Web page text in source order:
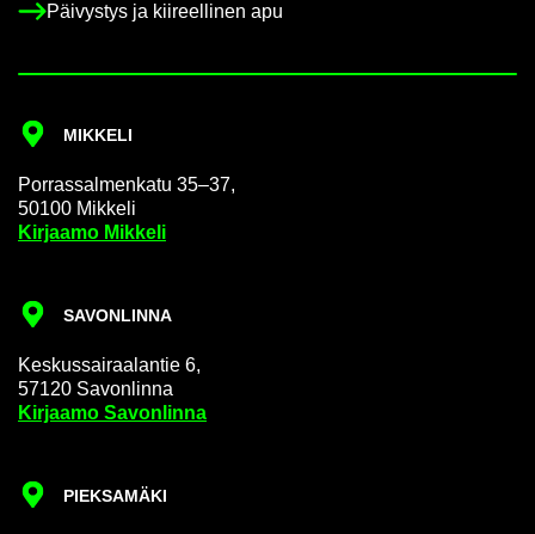
Päi­vys­tys ja kii­reel­li­nen apu
MIK­KE­LI
Por­ras­sal­men­ka­tu 35–37,
50100 Mik­ke­li
Kir­jaa­mo Mik­ke­li
SA­VON­LIN­NA
Kes­kus­sai­raa­lan­tie 6,
57120 Sa­von­lin­na
Kir­jaa­mo Sa­von­lin­na
PIEK­SA­MÄ­KI